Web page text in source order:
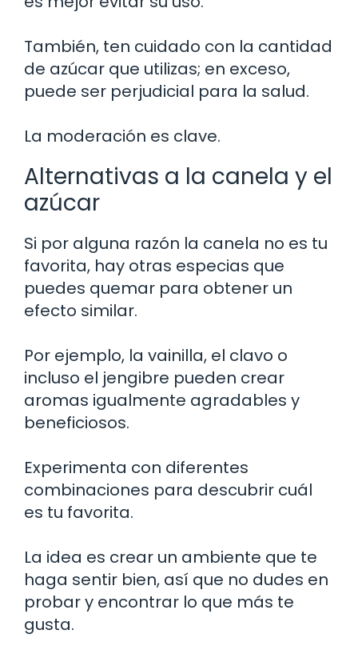
También, ten cuidado con la cantidad
de azúcar que utilizas; en exceso,
puede ser perjudicial para la salud.
La moderación es clave.
Alternativas a la canela y el
azúcar
Si por alguna razón la canela no es tu
favorita, hay otras especias que
puedes quemar para obtener un
efecto similar.
Por ejemplo, la vainilla, el clavo o
incluso el jengibre pueden crear
aromas igualmente agradables y
beneficiosos.
Experimenta con diferentes
combinaciones para descubrir cuál
es tu favorita.
La idea es crear un ambiente que te
haga sentir bien, así que no dudes en
probar y encontrar lo que más te
gusta.